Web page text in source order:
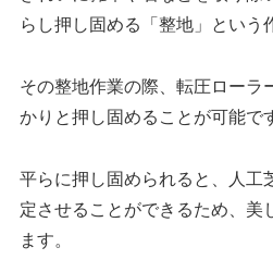
らし押し固める「整地」という
その整地作業の際、転圧ローラ
かりと押し固めることが可能で
平らに押し固められると、人工
定させることができるため、美
ます。